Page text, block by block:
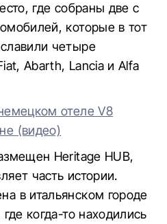
где собраны две с
которые в тот
четыре
Abarth, Lancia и Alfa
отеле V8
(видео)
Heritage HUB,
часть истории.
в итальянском городе
когда-то находились